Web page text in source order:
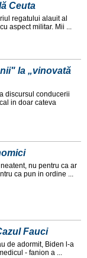
Ceuta
regatului alauit al
aspect militar. Mii ...
la „vinovată
discursul conducerii
in doar cateva
nu pentru ca ar
ca pun in ordine ...
Fauci
de adormit, Biden l-a
- fanion a ...